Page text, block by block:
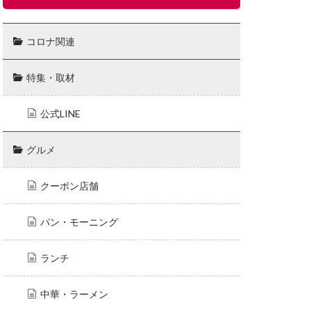
コロナ関連
特集・取材
公式LINE
グルメ
クーポン店舗
パン・モーニング
ランチ
中華・ラーメン